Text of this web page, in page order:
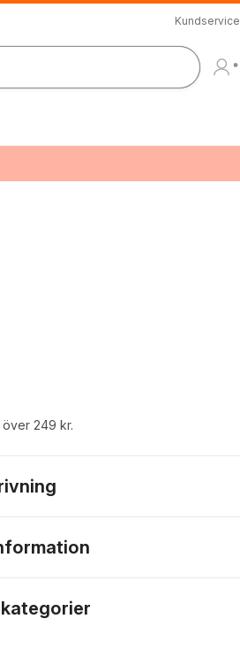
Kundservice
249 kr.